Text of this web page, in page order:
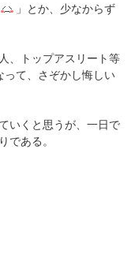
」とか、少なからず
、トップアスリート等
って、さぞかし悔しい
いくと思うが、一日で
である。